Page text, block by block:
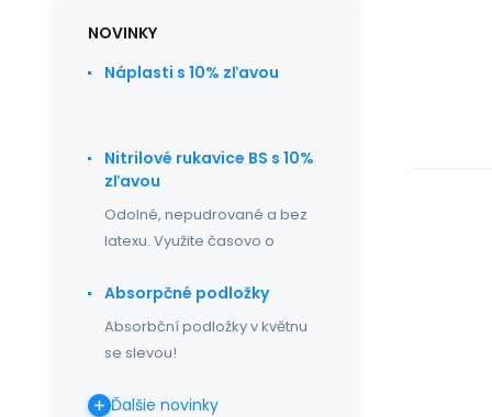
NOVINKY
Náplasti s 10% zľavou
Nitrilové rukavice BS s 10%
zľavou
Odolné, nepudrované a bez
latexu. Využite časovo o
Absorpčné podložky
Absorbční podložky v květnu
se slevou!
Ďalšie novinky